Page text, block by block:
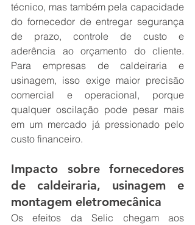
técnico, mas também pela capacidade
do fornecedor de entregar segurança
de prazo, controle de custo e
aderência ao orçamento do cliente.
Para empresas de caldeiraria e
usinagem, isso exige maior precisão
comercial e operacional, porque
qualquer oscilação pode pesar mais
em um mercado já pressionado pelo
custo financeiro.
Impacto sobre fornecedores
de caldeiraria, usinagem e
montagem eletromecânica
Os efeitos da Selic chegam aos